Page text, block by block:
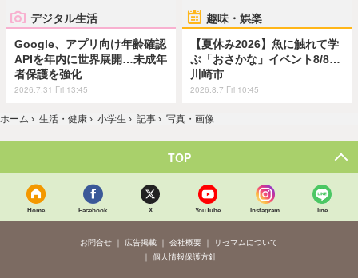
デジタル生活
Google、アプリ向け年齢確認
APIを年内に世界展開…未成年
者保護を強化
2026.7.31 Fri 13:45
趣味・娯楽
【夏休み2026】魚に触れて学
ぶ「おさかな」イベント8/8…
川崎市
2026.8.7 Fri 10:45
ホーム › 生活・健康 › 小学生 › 記事 › 写真・画像
TOP
Home Facebook X YouTube Instagram line
お問合せ 広告掲載 会社概要
リセマムについて
個人情報保護方針